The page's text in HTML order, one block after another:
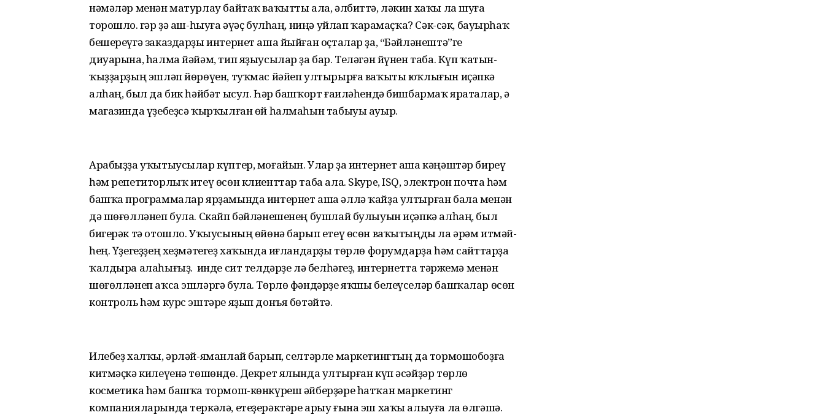
нәмәләр менән матурлау байтаҡ ваҡытты ала, әлбиттә, ләкин хаҡы ла шуға
торошло. Әгәр ҙә аш-һыуға әүәҫ булһаң, ниңә уйлап ҡарамаҫҡа? Сәк-сәк, бауырһаҡ
бешереүгә заказдарҙы интернет аша йыйған оҫталар ҙа, “Бәйләнештә”ге
диуарына, һалма йәйәм, тип яҙыусылар ҙа бар. Телә­гән йүнен таба. Күп ҡатын-
ҡыҙ­ҙарҙың эшләп йөрөүен, туҡмас йәйеп ултырыр­ға ваҡыты юҡлығын иҫәпкә
алһаң, был да бик һәйбәт ысул. Һәр башҡорт ғаи­ләһендә бишбармаҡ яраталар, ә
магазинда үҙебеҙсә ҡырҡылған өй һалмаһын табыуы ауыр.
Арабыҙҙа уҡытыусылар күптер, мо­ғайын. Улар ҙа интернет аша кәңәштәр биреү
һәм репетиторлыҡ итеү өсөн клиенттар таба ала. Skype, ISQ, электрон почта һәм
башҡа программалар ярҙамында интернет аша әллә ҡайҙа ултырған бала менән
дә шөғөлләнеп була. Скайп бәйләнешенең бушлай булыуын иҫәпкә алһаң, был
бигерәк тә отошло. Уҡыусының өйөнә барып етеү өсөн ваҡытыңды ла әрәм итмәй­
һең. Үҙегеҙҙең хеҙмәтегеҙ хаҡында иғ­ландарҙы төрлө форумдарҙа һәм сайттарҙа
ҡалдыра алаһығыҙ. Ә инде сит телдәрҙе лә белһәгеҙ, интернетта тәр­жемә менән
шөғөлләнеп аҡса эшләргә була. Төрлө фәндәрҙе яҡшы белеүселәр башҡалар өсөн
контроль һәм курс эштәре яҙып донъя бөтәйтә.
Илебеҙ халҡы, әрләй-яманлай барып, селтәрле маркетингтың да тормо­шобоҙға
китмәҫкә килеүенә төшөндө. Декрет ялында ултырған күп әсәйҙәр төрлө
косметика һәм башҡа тормош-көнкүреш әйберҙәре һатҡан маркетинг
компанияларында теркәлә, етеҙерәктә­ре арыу ғына эш хаҡы алыуға ла өлгәшә.